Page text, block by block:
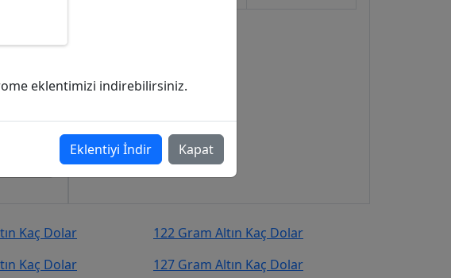
Kaç Dolar
122 Gram Altın Kaç Dolar
Kaç Dolar
127 Gram Altın Kaç Dolar
eklentimizi indirebilirsiniz.
Eklentiyi İndir Kapat